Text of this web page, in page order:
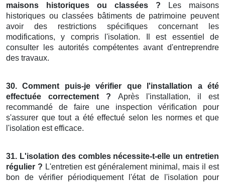
maisons historiques ou classées ? Les maisons
historiques ou classées bâtiments de patrimoine peuvent
avoir des restrictions spécifiques concernant les
modifications, y compris l'isolation. Il est essentiel de
consulter les autorités compétentes avant d'entreprendre
des travaux.
30. Comment puis-je vérifier que l'installation a été
effectuée correctement ? Après l'installation, il est
recommandé de faire une inspection vérification pour
s'assurer que tout a été effectué selon les normes et que
l'isolation est efficace.
31. L'isolation des combles nécessite-t-elle un entretien
régulier ? L'entretien est généralement minimal, mais il est
bon de vérifier périodiquement l'état de l'isolation pour